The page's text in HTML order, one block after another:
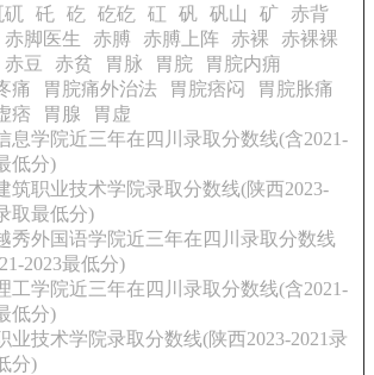
矹 矺 矻 矻矻 矼 矾 矾山 矿 赤背
赤脚医生 赤膊 赤膊上阵 赤裸
赤裸裸
赤豆 赤贫 胃脉 胃脘
胃脘内痈
痛
胃脘痛外治法 胃脘痞闷
胃脘胀痛
痞
胃腺
胃虚
息学院近三年在四川录取分数线(含2021-
低分)
筑职业技术学院录取分数线(陕西2023-
取最低分)
秀外国语学院近三年在四川录取分数线
2023最低分)
工学院近三年在四川录取分数线(含2021-
低分)
业技术学院录取分数线(陕西2023-2021录
分)